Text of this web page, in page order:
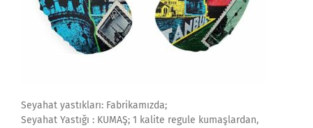
Seyahat yastıkları: Fabrikamızda;
Seyahat Yastığı : KUMAŞ; 1 kalite regule kumaşlardan,